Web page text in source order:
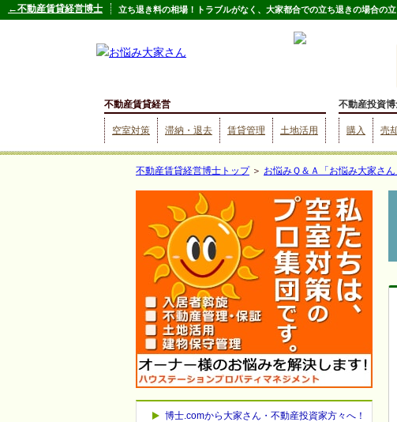
立ち退き料の相場！トラブルがなく、大家都合での立ち退きの場合の
不動産賃貸経営
空室対策 滞納・退去 賃貸管理 土地活用
不動産投資
購入 売
←不動産賃貸経営博士
不動産賃貸経営博士トップ＞ お悩みＱ＆Ａ「お悩み大家さん
博士.comから大家さん・不動産投資家方々へ！